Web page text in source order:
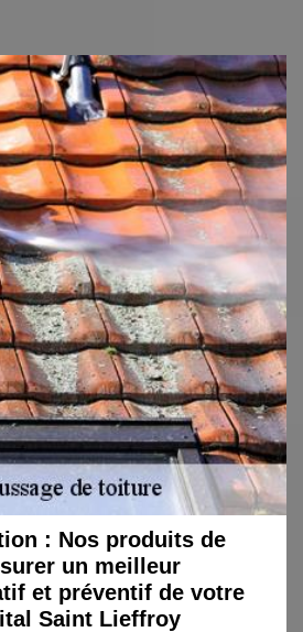
: Nos produits de
un meilleur
et préventif de votre
Saint Lieffroy